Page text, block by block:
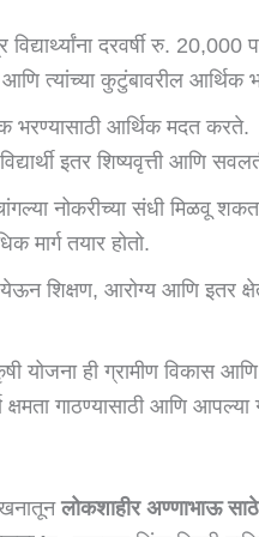
दरवर्षी रु. 20,000
त्यांच्या कुटुंबावरील आर्थिक
भरण्यासाठी आर्थिक मदत करते.
इतर शिष्यवृत्ती आणि
नोकरीच्या संधी मिळवू
मार्ग तयार होतो.
शिक्षण, आरोग्य आणि इतर
योजना ही ग्रामीण विकास
क्षमता गाठण्यासाठी आणि
लोकशाहीर अण्णाभाऊ